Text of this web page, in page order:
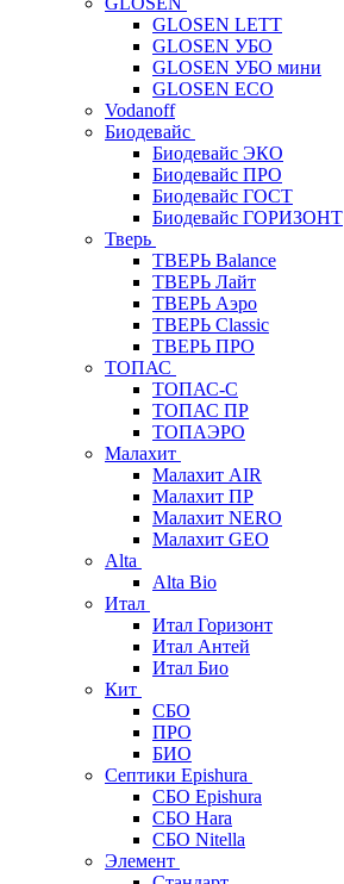
GLOSEN LETT
GLOSEN УБО
GLOSEN УБО мини
GLOSEN ECO
Vodanoff
Биодевайс
Биодевайс ЭКО
Биодевайс ПРО
Биодевайс ГОСТ
Биодевайс ГОРИЗОНТ
Тверь
ТВЕРЬ Balance
ТВЕРЬ Лайт
ТВЕРЬ Аэро
ТВЕРЬ Classic
ТВЕРЬ ПРО
ТОПАС
ТОПАС-С
ТОПАС ПР
ТОПАЭРО
Малахит
Малахит AIR
Малахит ПР
Малахит NERO
Малахит GEO
Alta
Alta Bio
Итал
Итал Горизонт
Итал Антей
Итал Био
Кит
СБО
ПРО
БИО
Септики Epishura
СБО Epishura
СБО Hara
СБО Nitella
Элемент